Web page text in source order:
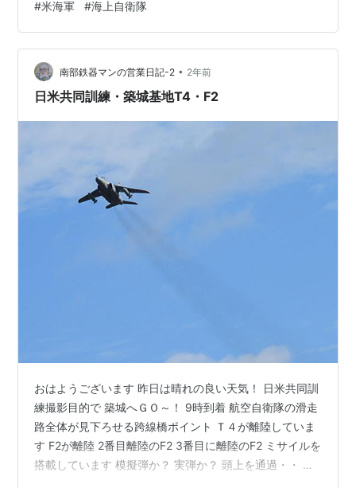
carview.yahoo.co.jp 記事内の写真をお借りました。
tankhajime.hatenablog.com ブログ内に載せた「日米合
同演習」を想定した写真 1981年から62隻も建造されたロ
スアンゼルス級原潜、まだまだ現役なんですね。
#米海軍 #海上自衛隊
南部鉄器マンの営業日記-2 • 2年前
日米共同訓練・築城基地T4・F2
おはようございます 昨日は晴れの良い天気！ 日米共同訓
練撮影目的で 築城へＧＯ～！ 9時到着 航空自衛隊の滑走
路全体が見下ろせる跨線橋ポイント Ｔ４が離陸していま
す F2が離陸 2番目離陸のF2 3番目に離陸のF2 ミサイルを
搭載しています 模擬弾か？ 実弾か？ 頭上を通過・・ ヴ